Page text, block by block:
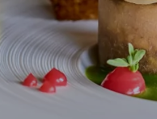
shortcuts
for
changing
dates.